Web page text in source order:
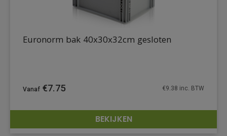
DETAILS
Euronorm bak 40x30x32cm gesloten
€7.75 €9.38 inc. BTW
BEKIJKEN